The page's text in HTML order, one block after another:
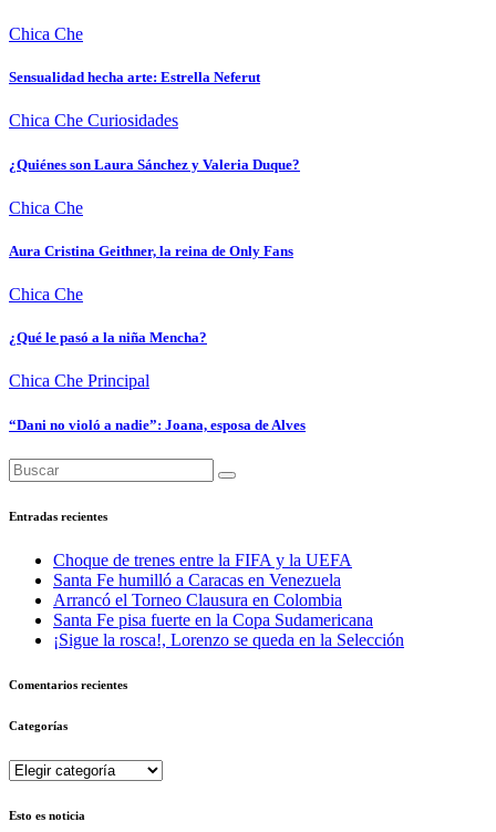
Chica Che
Sensualidad hecha arte: Estrella Neferut
Chica Che Curiosidades
¿Quiénes son Laura Sánchez y Valeria Duque?
Chica Che
Aura Cristina Geithner, la reina de Only Fans
Chica Che
¿Qué le pasó a la niña Mencha?
Chica Che Principal
“Dani no violó a nadie”: Joana, esposa de Alves
Entradas recientes
Choque de trenes entre la FIFA y la UEFA
Santa Fe humilló a Caracas en Venezuela
Arrancó el Torneo Clausura en Colombia
Santa Fe pisa fuerte en la Copa Sudamericana
¡Sigue la rosca!, Lorenzo se queda en la Selección
Comentarios recientes
Categorías
Categorías
Esto es noticia